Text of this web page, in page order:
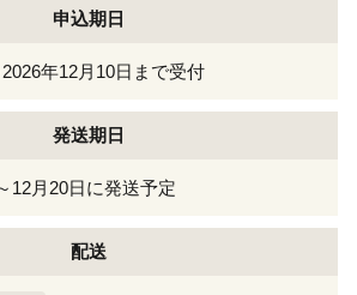
申込期日
年12月10日まで受付
発送期日
12月20日に発送予定
配送